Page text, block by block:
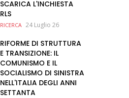
SCARICA L'INCHIESTA
RLS
RICERCA 24 Luglio 26
RIFORME DI STRUTTURA
E TRANSIZIONE: IL
COMUNISMO E IL
SOCIALISMO DI SINISTRA
NELL'ITALIA DEGLI ANNI
SETTANTA